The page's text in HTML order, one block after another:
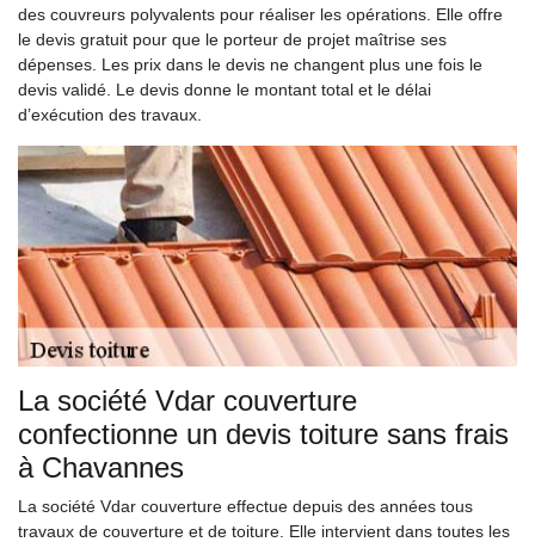
des couvreurs polyvalents pour réaliser les opérations. Elle offre
le devis gratuit pour que le porteur de projet maîtrise ses
dépenses. Les prix dans le devis ne changent plus une fois le
devis validé. Le devis donne le montant total et le délai
d’exécution des travaux.
La société Vdar couverture
confectionne un devis toiture sans frais
à Chavannes
La société Vdar couverture effectue depuis des années tous
travaux de couverture et de toiture. Elle intervient dans toutes les